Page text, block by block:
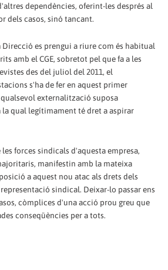
dependències, oferint-les després al
dels casos, sinó tancant.
Direcció es prengui a riure com és habitual
amb el CGE, sobretot pel que fa a les
des del juliol del 2011, el
s'ha de fer en aquest primer
qualsevol externalització suposa
qual legítimament té dret a aspirar
les forces sindicals d'aquesta empresa,
manifestin amb la mateixa
a aquest nou atac als drets dels
sindical. Deixar-lo passar ens
còmplices d'una acció prou greu que
conseqüències per a tots.